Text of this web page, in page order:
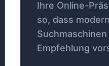
Ihre Online-
so, dass
Empfehlung